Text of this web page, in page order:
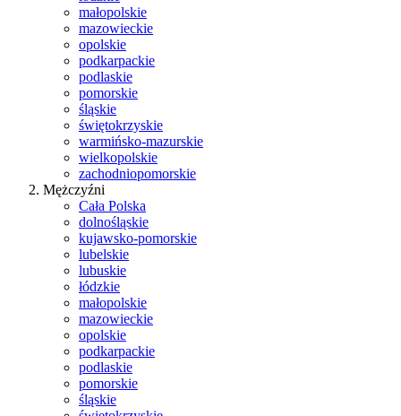
małopolskie
mazowieckie
opolskie
podkarpackie
podlaskie
pomorskie
śląskie
świętokrzyskie
warmińsko-mazurskie
wielkopolskie
zachodniopomorskie
Mężczyźni
Cała Polska
dolnośląskie
kujawsko-pomorskie
lubelskie
lubuskie
łódzkie
małopolskie
mazowieckie
opolskie
podkarpackie
podlaskie
pomorskie
śląskie